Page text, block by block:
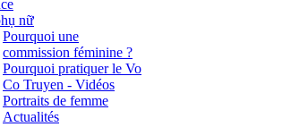
nữ
Pourquoi une
commission féminine ?
Pourquoi pratiquer le Vo
Co Truyen - Vidéos
Portraits de femme
Actualités